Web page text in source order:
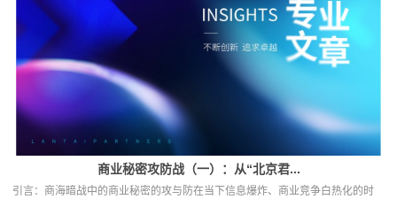
商业秘密攻防战（一）：从“北京君...
引言：商海暗战中的商业秘密的攻与防在当下信息爆炸、商业竞争白热化的时